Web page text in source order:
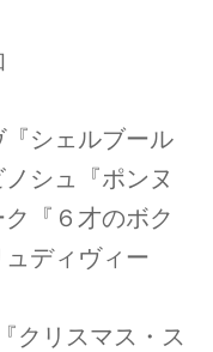
シェルブール
シュ『ポンヌ
『６才のボク
ディヴィー
クリスマス・ス